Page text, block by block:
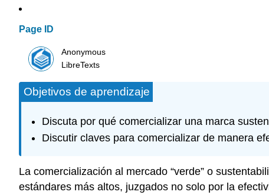
Page ID
Anonymous
LibreTexts
Objetivos de aprendizaje
Discuta por qué comercializar una marca
Discutir claves para comercializar de manera
La comercialización al mercado “verde” o
estándares más altos, juzgados no solo por la